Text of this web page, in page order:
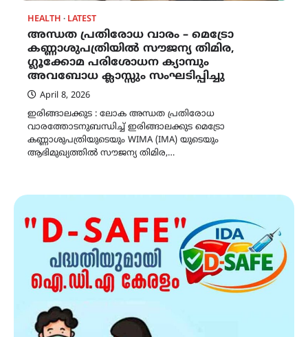
HEALTH LATEST
അന്ധത പ്രതിരോധ വാരം – മെട്രോ
കണ്ണാശുപത്രിയിൽ സൗജന്യ തിമിര,
ഗ്ലൂക്കോമ പരിശോധന ക്യാമ്പും
അവബോധ ക്ലാസ്സും സംഘടിപ്പിച്ചു
April 8, 2026
ഇരിങ്ങാലക്കുട : ലോക അന്ധത പ്രതിരോധ
വാരത്തോടനുബന്ധിച്ച് ഇരിങ്ങാലക്കുട മെട്രോ
കണ്ണാശുപത്രിയുടെയും WIMA (IMA) യുടെയും
ആഭിമുഖ്യത്തിൽ സൗജന്യ തിമിര,…